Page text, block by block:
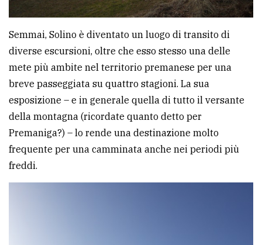
Semmai, Solino è diventato un luogo di transito di
diverse escursioni, oltre che esso stesso una delle
mete più ambite nel territorio premanese per una
breve passeggiata su quattro stagioni. La sua
esposizione – e in generale quella di tutto il versante
della montagna (ricordate quanto detto per
Premaniga?) – lo rende una destinazione molto
frequente per una camminata anche nei periodi più
freddi.